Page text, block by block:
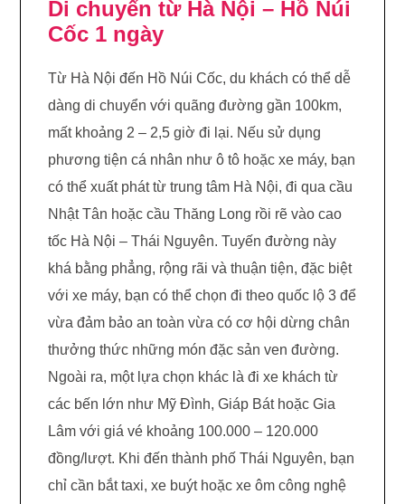
Di chuyển từ Hà Nội – Hồ Núi
Cốc 1 ngày
Từ Hà Nội đến Hồ Núi Cốc, du khách có thể dễ
dàng di chuyển với quãng đường gần 100km,
mất khoảng 2 – 2,5 giờ đi lại. Nếu sử dụng
phương tiện cá nhân như ô tô hoặc xe máy, bạn
có thể xuất phát từ trung tâm Hà Nội, đi qua cầu
Nhật Tân hoặc cầu Thăng Long rồi rẽ vào cao
tốc Hà Nội – Thái Nguyên. Tuyến đường này
khá bằng phẳng, rộng rãi và thuận tiện, đặc biệt
với xe máy, bạn có thể chọn đi theo quốc lộ 3 để
vừa đảm bảo an toàn vừa có cơ hội dừng chân
thưởng thức những món đặc sản ven đường.
Ngoài ra, một lựa chọn khác là đi xe khách từ
các bến lớn như Mỹ Đình, Giáp Bát hoặc Gia
Lâm với giá vé khoảng 100.000 – 120.000
đồng/lượt. Khi đến thành phố Thái Nguyên, bạn
chỉ cần bắt taxi, xe buýt hoặc xe ôm công nghệ